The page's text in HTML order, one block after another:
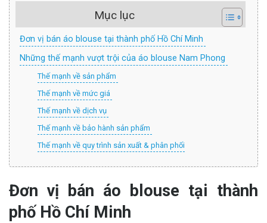
Mục lục
Đơn vị bán áo blouse tại thành phố Hồ Chí Minh
Những thế mạnh vượt trội của áo blouse Nam Phong
Thế mạnh về sản phẩm
Thế mạnh về mức giá
Thế mạnh về dịch vụ
Thế mạnh về bảo hành sản phẩm
Thế mạnh về quy trình sản xuất & phân phối
Đơn vị bán áo blouse tại thành
phố Hồ Chí Minh